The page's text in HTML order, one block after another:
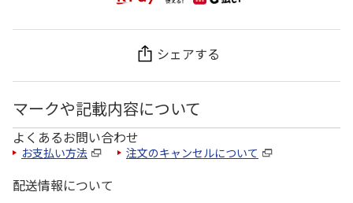
シェアする
マークや記載内容について
よくあるお問い合わせ
お支払い方法 注文のキャンセルについて
配送情報について